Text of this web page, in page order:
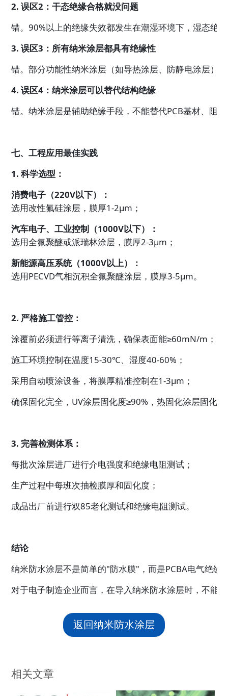
2. 误区2：干态绝缘合格就没问题
错。90%以上的绝缘失效都发生在潮湿环境下，湿态绝
3. 误区3：所有纳米涂层都具有绝缘性
错。部分功能性纳米涂层（如导热涂层、防静电涂层）
4. 误区4：纳米涂层可以替代结构绝缘
错。纳米涂层是辅助绝缘手段，不能替代PCB基材、阻
七、工程应用最佳实践
1. 科学选型：
消费电子（220V以下）：
选用改性氟硅涂层，膜厚1-2μm；
汽车电子、工业控制（1000V以下）：
选用全氟聚醚或派瑞林涂层，膜厚2-3μm；
新能源高压系统（1000V以上）：
选用PECVD气相沉积全氟聚醚涂层，膜厚3-5μm。
2. 严格施工管控：
涂覆前必须进行等离子清洗，确保表面能≥60mN/m；
施工环境控制在温度15-30℃、湿度40-60%；
采用自动喷涂设备，将膜厚精准控制在1-3μm；
确保固化完全，UV涂层固化度≥90%，热固化涂层固化
3. 完善检测体系：
每批次涂层进厂进行介电强度和绝缘电阻测试；
生产过程中每班次抽检膜厚和固化度；
成品出厂前进行双85老化测试和绝缘电阻测试。
结论
纳米防水涂层不是简单的"防水膜"，而是PCBA电气绝
对于电子制造企业而言，在导入纳米防水涂层时，不能
返回纳米防水涂层
相关文章